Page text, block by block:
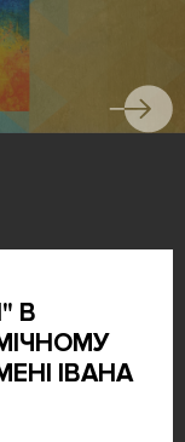
В
ІВАНА